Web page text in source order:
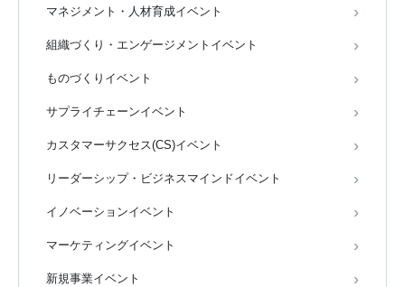
マネジメント・人材育成イベント
組織づくり・エンゲージメントイベント
ものづくりイベント
サプライチェーンイベント
カスタマーサクセス(CS)イベント
リーダーシップ・ビジネスマインドイベント
イノベーションイベント
マーケティングイベント
新規事業イベント